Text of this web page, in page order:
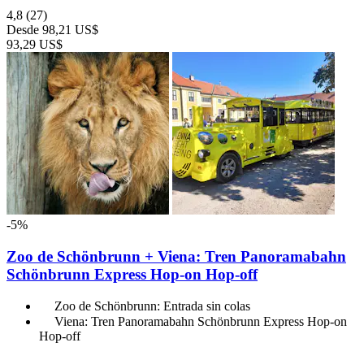
4,8 (27)
Desde 98,21 US$
93,29 US$
-5%
Zoo de Schönbrunn + Viena: Tren Panoramabahn
Schönbrunn Express Hop-on Hop-off
Zoo de Schönbrunn: Entrada sin colas
Viena: Tren Panoramabahn Schönbrunn Express Hop-on
Hop-off